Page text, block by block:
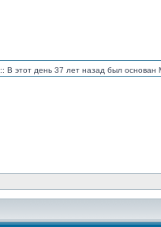
:: В этот день 37 лет назад был